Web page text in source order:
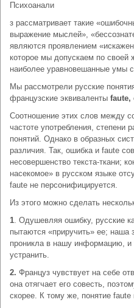
Психоанали
з рассматривает такие
выражение мыслей»,
являются проявлением
которое мы допускаем по своей
наиболее уравновешанные умы
Мы рассмотрели русские
французские эквиваленты faute,
Соотношение этих слов между
частоте употребления, степени
понятий. Однако в образных
различия. Так, ошибка и faute
несовершенство текста-ткани;
насекомое» в русском языке
faute не персонифицируется.
Из этого можно сделать
1. Одушевляя ошибку, русские
пытаются «приручить» ее; наша
проникла в нашу информацию, и
устранить.
2. Француз чувствует на себе
она отягчает его совесть,
скорее. К тому же, понятие